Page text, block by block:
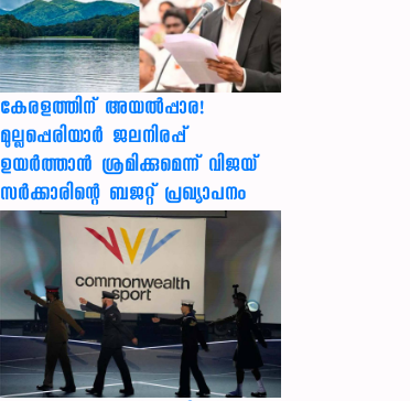
കേരളത്തിന് അ‌യൽപ്പാര!
മുല്ലപ്പെരിയാർ ജലനിരപ്പ്
ഉയർത്താൻ ശ്രമിക്കുമെന്ന് വിജയ്
സർക്കാരിന്റെ ബജറ്റ് പ്രഖ്യാപനം